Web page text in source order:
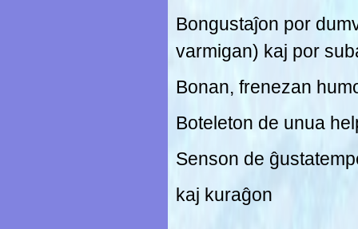
Bongustaĵon por
varmigan) kaj por
Bonan, frenezan
Boteleton de unua
Senson de
kaj kuraĝon